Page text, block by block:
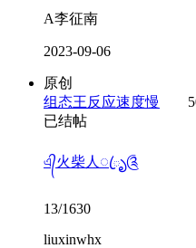
A李征南
2023-09-06
原创
组态王反应速度慢
已结帖
এ᭄火柴人ꦿృ༊
13/1630
liuxinwhx